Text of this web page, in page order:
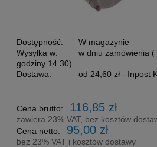
Dostępność:
W magazynie
Wysyłka w:
w dniu zamówienia (
godziny 14.30)
Dostawa:
od 24,60 zł - Inpost
Cena nie zawiera ewentualnych
Cena brutto: 116,85 zł
zawiera 23% VAT, bez kosztów
Cena netto:
95,00 zł
bez 23% VAT i kosztów dostawy